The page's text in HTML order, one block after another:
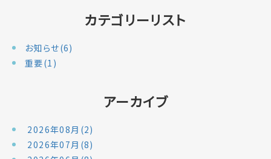
カテゴリーリスト
お知らせ(6)
重要(1)
アーカイブ
2026年08月(2)
2026年07月(8)